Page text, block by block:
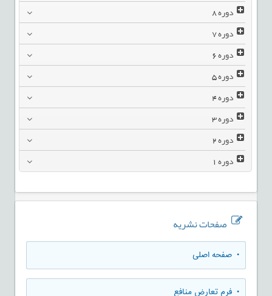
دوره8
دوره7
دوره6
دوره5
دوره4
دوره3
دوره2
دوره1
صفحات نشریه
• صفحه اصلی
• فرم تعارض منافع